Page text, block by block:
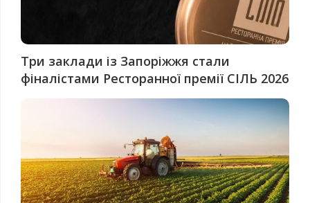
Три заклади із Запоріжжя стали
фіналістами Ресторанної премії СІЛЬ 2026